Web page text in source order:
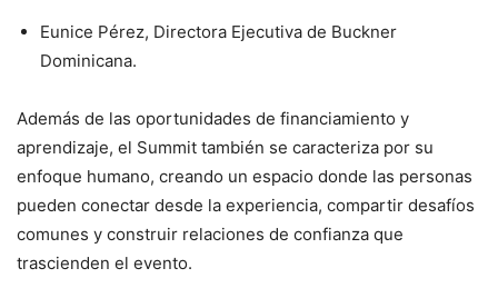
Eunice Pérez, Directora Ejecutiva de Buckner
Dominicana.
Además de las oportunidades de financiamiento y
aprendizaje, el Summit también se caracteriza por su
enfoque humano, creando un espacio donde las personas
pueden conectar desde la experiencia, compartir desafíos
comunes y construir relaciones de confianza que
trascienden el evento.